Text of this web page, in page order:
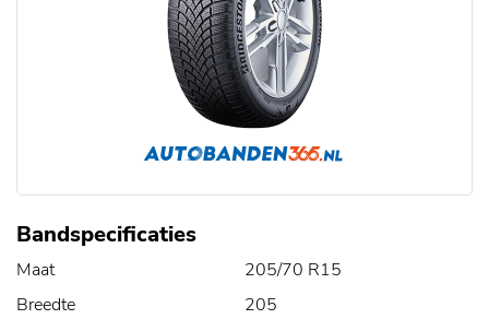
Bandspecificaties
Maat
205/70 R15
Breedte
205